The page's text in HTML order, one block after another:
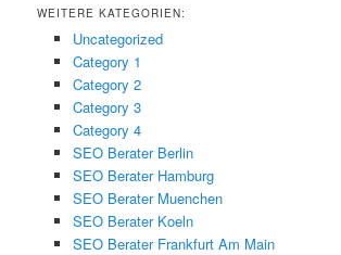
WEITERE KATEGORIEN:
Uncategorized
Category 1
Category 2
Category 3
Category 4
SEO Berater Berlin
SEO Berater Hamburg
SEO Berater Muenchen
SEO Berater Koeln
SEO Berater Frankfurt Am Main